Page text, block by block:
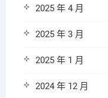
2025 年 4 月
2025 年 3 月
2025 年 1 月
2024 年 12 月